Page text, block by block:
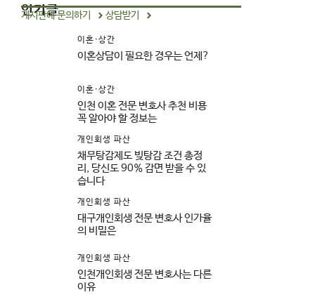
인기글
게시판에 문의하기 상담받기
이혼·상간
이혼상담이 필요한 경우는 언제?
이혼·상간
인천 이혼 전문 변호사 추천 비용
꼭 알아야 할 정보는
개인회생 파산
채무탕감제도 빚탕감 조건 총정
리, 당신도 90% 감면 받을 수 있
습니다
개인회생 파산
대구개인회생 전문 변호사 인가율
의 비밀은
개인회생 파산
인천개인회생 전문 변호사는 다른
이유